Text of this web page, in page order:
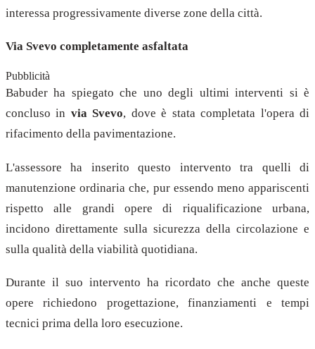
interessa progressivamente diverse zone della città.
Via Svevo completamente asfaltata
Pubblicità
Babuder ha spiegato che uno degli ultimi interventi si è
concluso in via Svevo, dove è stata completata l'opera di
rifacimento della pavimentazione.
L'assessore ha inserito questo intervento tra quelli di
manutenzione ordinaria che, pur essendo meno appariscenti
rispetto alle grandi opere di riqualificazione urbana,
incidono direttamente sulla sicurezza della circolazione e
sulla qualità della viabilità quotidiana.
Durante il suo intervento ha ricordato che anche queste
opere richiedono progettazione, finanziamenti e tempi
tecnici prima della loro esecuzione.